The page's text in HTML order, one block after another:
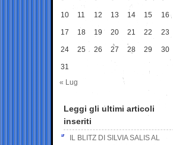
10 11 12 13 14 15 16
17 18 19 20 21 22 23
24 25 26 27 28 29 30
31
« Lug
Leggi gli ultimi articoli
inseriti
IL BLITZ DI SILVIA SALIS AL